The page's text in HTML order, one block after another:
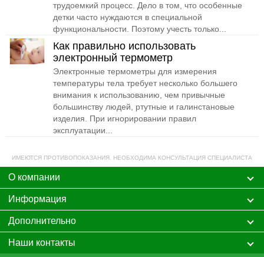
трудоемкий процесс. Дело в том, что особенные
детки часто нуждаются в специальной
функциональности. Поэтому учесть только...
Как правильно использовать
электронный термометр
Электронные термометры для измерения
температуры тела требует несколько большего
внимания к использованию, чем привычные
большинству людей, ртутные и галинстановые
изделия. При игнорировании правил
эксплуатации...
ИМЕЮТСЯ ПРОТИВОПОКАЗАНИЯ. НЕОБХОДИМА КОНСУЛЬТАЦИЯ СПЕЦИАЛИСТА
О компании
Информация
Дополнительно
Наши контакты